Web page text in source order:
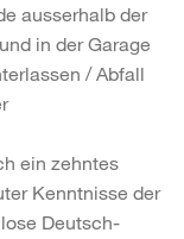
ausserhalb der
in der Garage
/ Abfall
ein zehntes
Kenntnisse der
Deutsch­